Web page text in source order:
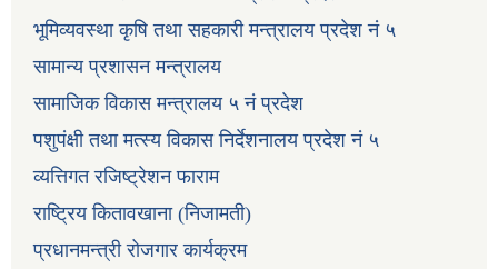
भूमिव्यवस्था कृषि तथा सहकारी मन्त्रालय प्रदेश नं ५
सामान्य प्रशासन मन्त्रालय
सामाजिक विकास मन्त्रालय ५ नं प्रदेश
पशुपंक्षी तथा मत्स्य विकास निर्देशनालय प्रदेश नं ५
व्यत्तिगत रजिष्ट्रेशन फाराम
राष्ट्रिय कितावखाना (निजामती)
प्रधानमन्त्री रोजगार कार्यक्रम